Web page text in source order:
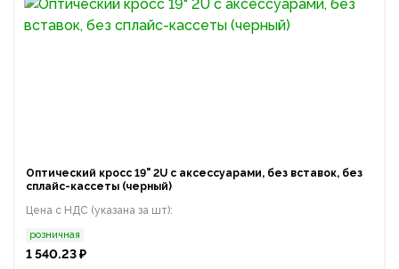
Оптический кросс 19" 2U с аксессуарами, без вставок, без
сплайс-кассеты (черный)
Цена с НДС (указана за шт):
розничная
1 540.23 ₽